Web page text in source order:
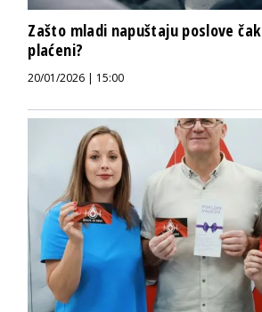
Zašto mladi napuštaju poslove
plaćeni?
20/01/2026 | 15:00